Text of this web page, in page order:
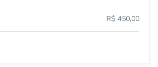
R$ 450,00